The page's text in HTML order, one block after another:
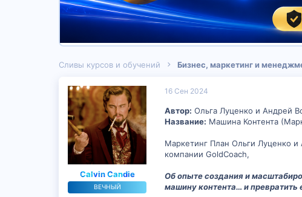
Сливы курсов и обучений Бизнес, маркетинг и
Calvin Candie
ВЕЧНЫЙ
16 Сен 2024
Автор: Ольга Луценко и Андрей
Название: Машина Контента
Маркетинг План Ольги Луценко и
компании GoldCoach,
Об опыте создания и
машину контента… и превратить